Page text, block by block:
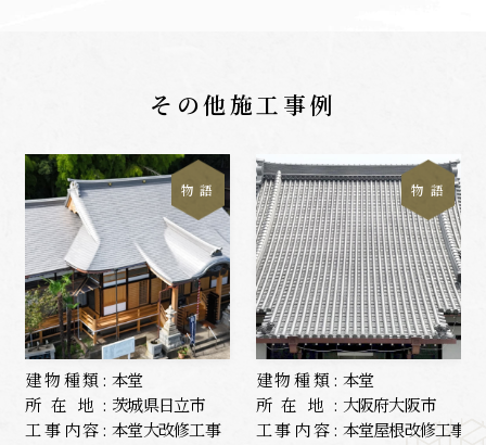
その他施工事例
物 語
建物種類: 本堂
所在地: 茨城県日立市
工事内容: 本堂大改修工事
物 語
建物種類: 本堂
所在地: 大阪府大阪市
工事内容: 本堂屋根改修工事